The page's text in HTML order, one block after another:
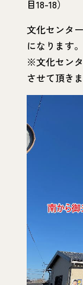
目18-18）
文化センタ
になります。
※文化セン
させて頂きま